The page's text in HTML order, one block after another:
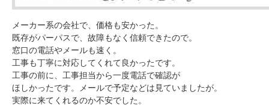
メーカー系の会社で、価格も安かった。
既存がパーパスで、故障もなく信頼できたので。
窓口の電話やメールも速く。
工事も丁寧に対応してくれて良かったです。
工事の前に、工事担当から一度電話で確認が
ほしかったです。メールで予定などは見ていましたが。
実際に来てくれるのか不安でした。